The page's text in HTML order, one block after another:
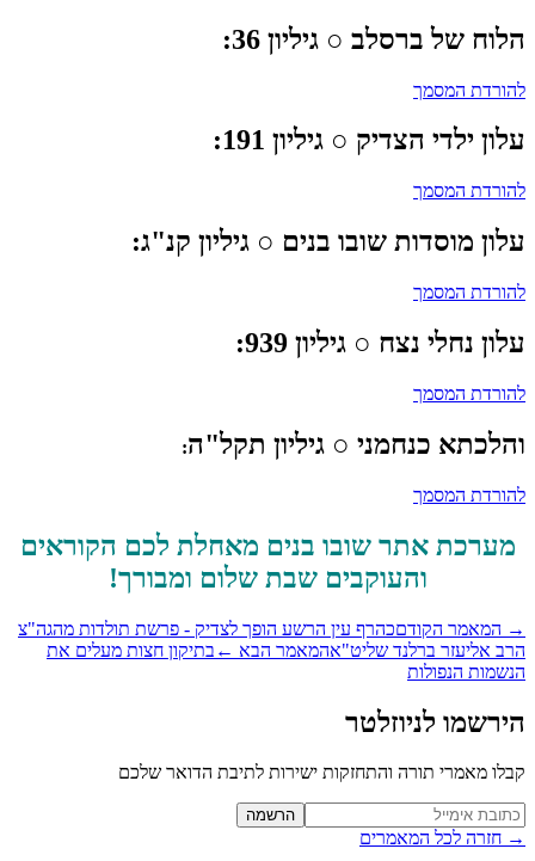
של ברסלב○ גיליון 36:
המסמך
ילדי הצדיק○ גיליון 191:
המסמך
מוסדות שובו בנים○ גיליון קנ"ג:
המסמך
נחלי נצח○ גיליון 939:
המסמך
כנחמני○ גיליון תקל"ה:
המסמך
אתר שובו בנים מאחלת לכם הקוראים
והעוקביםשבת שלום ומבורך!
המאמר הקודםכהרף עין הרשע הופך לצדיק - פרשת תולדות מהגה"צ
אליעזר ברלנד שליט"אהמאמר הבא ← בתיקון חצות מעלים את
הנפולות
לניוזלטר
מאמרי תורה והתחזקות ישירות לתיבת הדואר שלכם
Website (leave הרשמה
חזרה לכל המאמרים